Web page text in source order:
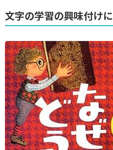
文字の学習の興味付けに